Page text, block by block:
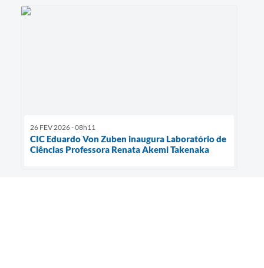
26 FEV 2026 - 08h11
CIC Eduardo Von Zuben inaugura Laboratório de
Ciências Professora Renata Akemi Takenaka